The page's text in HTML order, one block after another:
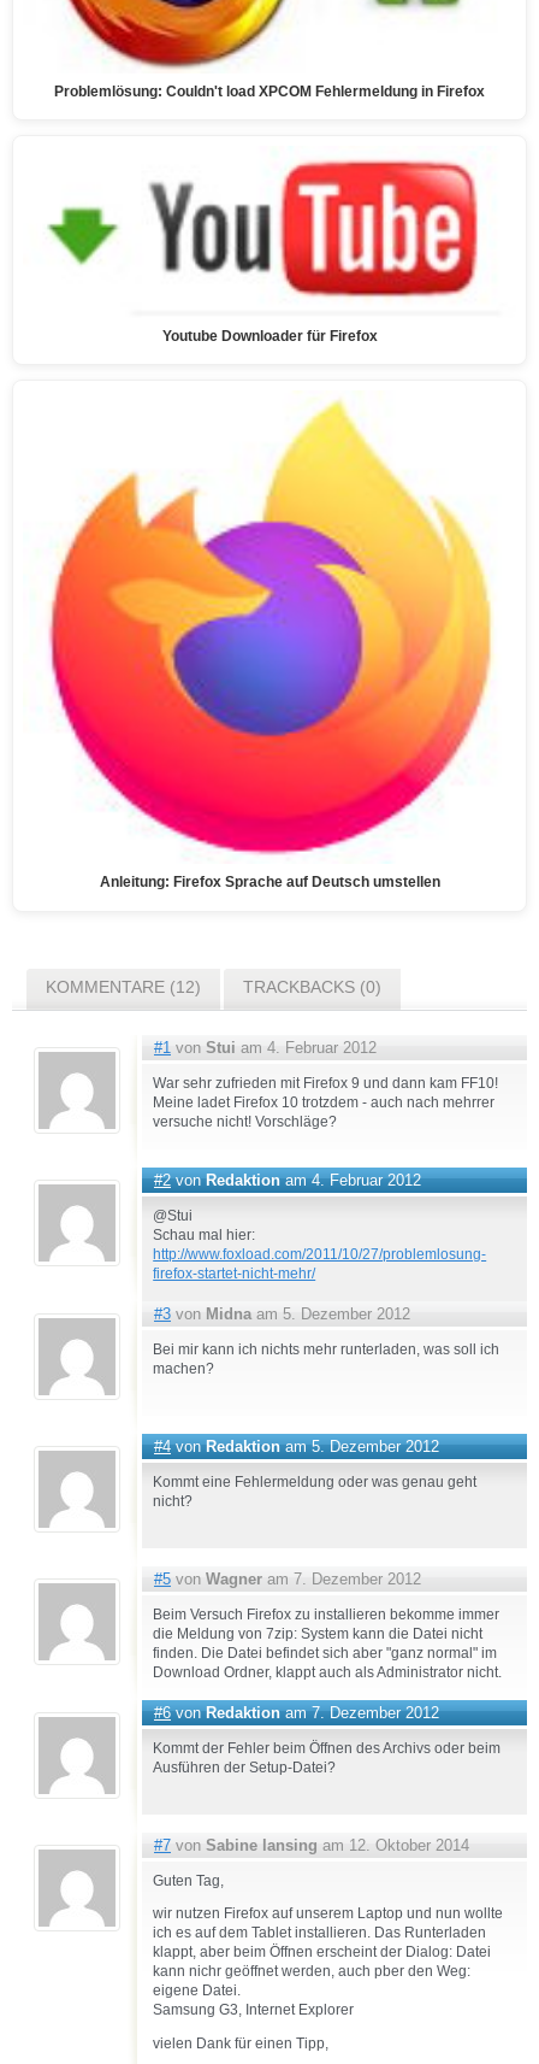
Problemlösung: Couldn't load XPCOM Fehlermeldung in Firefox
Youtube Downloader für Firefox
Anleitung: Firefox Sprache auf Deutsch umstellen
KOMMENTARE (12) TRACKBACKS (0)
#1 von Stui am 4. Februar 2012
War sehr zufrieden mit Firefox 9 und dann kam FF10!
Meine ladet Firefox 10 trotzdem - auch nach mehrrer
versuche nicht! Vorschläge?
#2vonRedaktionam 4. Februar 2012
@Stui
Schau mal hier:
http://www.foxload.com/2011/10/27/problemlosung-
firefox-startet-nicht-mehr/
#3 von Midna am 5. Dezember 2012
Bei mir kann ich nichts mehr runterladen, was soll ich
machen?
#4vonRedaktionam 5. Dezember 2012
Kommt eine Fehlermeldung oder was genau geht
nicht?
#5 von Wagner am 7. Dezember 2012
Beim Versuch Firefox zu installieren bekomme immer
die Meldung von 7zip: System kann die Datei nicht
finden. Die Datei befindet sich aber "ganz normal" im
Download Ordner, klappt auch als Administrator nicht.
#6vonRedaktionam 7. Dezember 2012
Kommt der Fehler beim Öffnen des Archivs oder beim
Ausführen der Setup-Datei?
#7 von Sabine lansing am 12. Oktober 2014
Guten Tag,
wir nutzen Firefox auf unserem Laptop und nun wollte
ich es auf dem Tablet installieren. Das Runterladen
klappt, aber beim Öffnen erscheint der Dialog: Datei
kann nichr geöffnet werden, auch pber den Weg:
eigene Datei.
Samsung G3, Internet Explorer
vielen Dank für einen Tipp,